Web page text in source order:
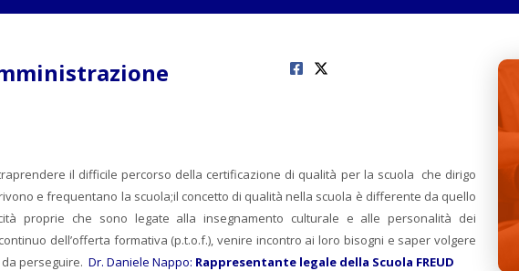
il difficile percorso della certificazione di qualità per la scuola che dirigo
e frequentano la scuola;il concetto di qualità nella scuola è differente da quello
proprie che sono legate alla insegnamento culturale e alle personalità dei
dell’offerta formativa (p.t.o.f.), venire incontro ai loro bisogni e saper volgere
perseguire. Dr. Daniele Nappo: Rappresentante legale della Scuola FREUD